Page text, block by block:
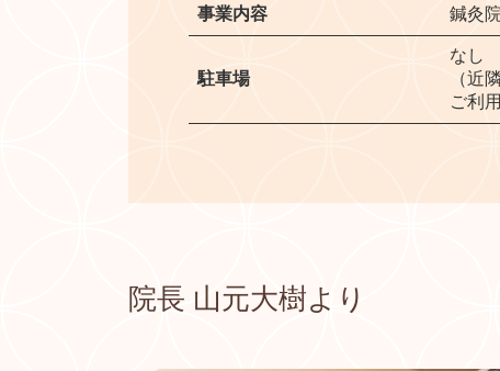
事業内容 鍼灸
駐車場
なし
（近
ご利
院長 山元大樹より